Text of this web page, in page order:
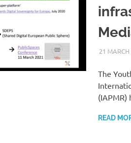
21 MARCH
The
READ